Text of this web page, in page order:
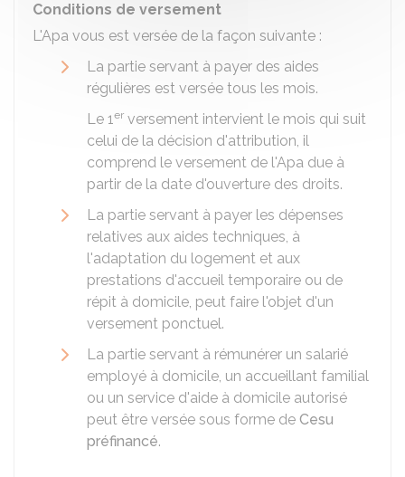
Conditions de versement
L'Apa vous est versée de la façon suivante :
La partie servant à payer des aides
régulières est versée tous les mois.
Le 1er versement intervient le mois qui suit
celui de la décision d'attribution, il
comprend le versement de l'Apa due à
partir de la date d'ouverture des droits.
La partie servant à payer les dépenses
relatives aux aides techniques, à
l'adaptation du logement et aux
prestations d'accueil temporaire ou de
répit à domicile, peut faire l'objet d'un
versement ponctuel.
La partie servant à rémunérer un salarié
employé à domicile, un accueillant familial
ou un service d'aide à domicile autorisé
peut être versée sous forme de Cesu
préfinancé.